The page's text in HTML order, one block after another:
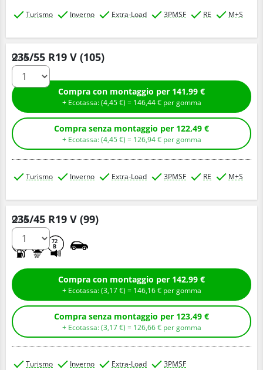
Turismo Inverno Extra-Load 3PMSF RE M+S
235/55 R19 V (105)
Q.tà
Compra con montaggio per 141,99 €
+ Ecotassa: (4,45€ ) = 146,44€ per gomma
Compra senza montaggio per 122,49 €
+ Ecotassa: (4,45€ ) = 126,94€ per gomma
Turismo Inverno Extra-Load 3PMSF RE M+S
235/45 R19 V (99)
72
B
Q.tà
Compra con montaggio per 142,99 €
+ Ecotassa: (3,17€ ) = 146,16€ per gomma
Compra senza montaggio per 123,49 €
+ Ecotassa: (3,17€ ) = 126,66€ per gomma
Turismo Inverno Extra-Load 3PMSF